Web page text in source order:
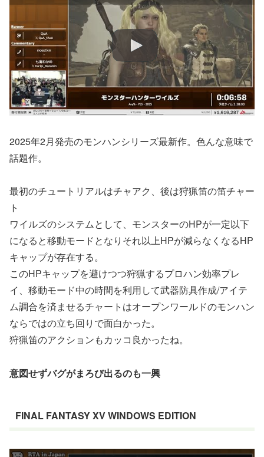
2025年2月発売のモンハンシリーズ最新作。色んな意味で
話題作。
最初のチュートリアルはチャアク、後は狩猟笛の笛チャー
ト
ワイルズのシステムとして、モンスターのHPが一定以下
になると移動モードとなりそれ以上HPが減らなくなるHP
キャップが存在する。
このHPキャップを避けつつ狩猟するプロハン効率プレ
イ、移動モード中の時間を利用して武器防具作成/アイテ
ム調合を済ませるチャートはオープンワールドのモンハン
ならではの立ち回りで面白かった。
狩猟笛のアクションもカッコ良かったね。
意図せずバグがまろび出るのも一興
FINAL FANTASY XV WINDOWS EDITION